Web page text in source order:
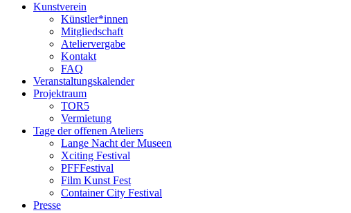
Kunstverein
Künstler*innen
Mitgliedschaft
Ateliervergabe
Kontakt
FAQ
Veranstaltungskalender
Projektraum
TOR5
Vermietung
Tage der offenen Ateliers
Lange Nacht der Museen
Xciting Festival
PFFFestival
Film Kunst Fest
Container City Festival
Presse